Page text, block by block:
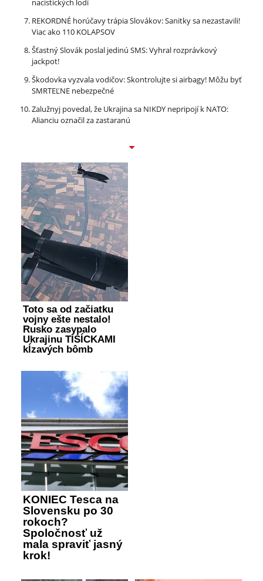
nacistických lodí
REKORDNÉ horúčavy trápia Slovákov: Sanitky sa nezastavili!
Viac ako 110 KOLAPSOV
Šťastný Slovák poslal jedinú SMS: Vyhral rozprávkový
jackpot!
Škodovka vyzvala vodičov: Skontrolujte si airbagy! Môžu byť
SMRTEĽNE nebezpečné
Zalužnyj povedal, že Ukrajina sa NIKDY nepripojí k NATO:
Alianciu označil za zastaranú
Toto sa od začiatku
vojny ešte nestalo!
Rusko zasypalo
Ukrajinu TISÍCKAMI
kĺzavých bômb
KONIEC Tesca na
Slovensku po 30
rokoch?
Spoločnosť už
mala spraviť jasný
krok!